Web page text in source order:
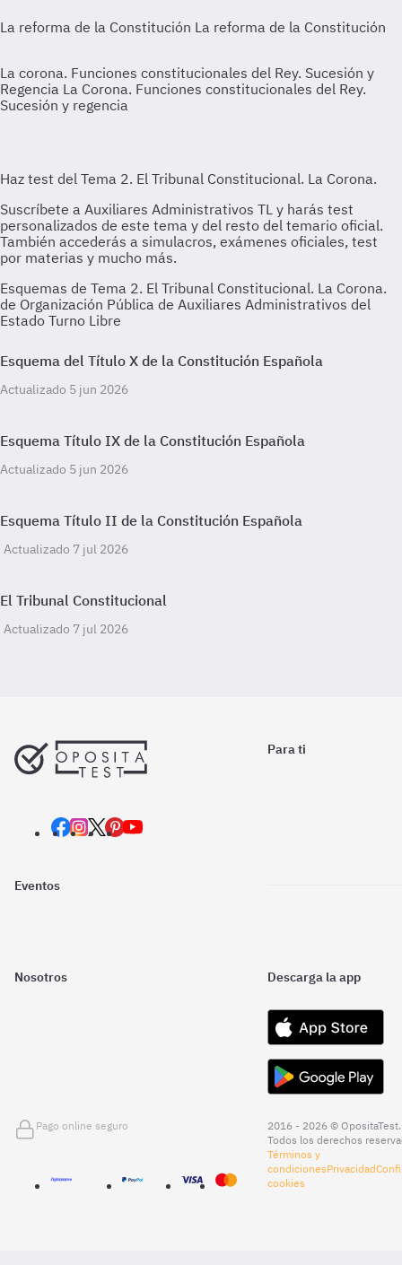
La reforma de la Constitución La reforma de la Constitución
La corona. Funciones constitucionales del Rey. Sucesión y
Regencia La Corona. Funciones constitucionales del Rey.
Sucesión y regencia
Esquemas de Tema 2. El Tribunal Constitucional. La Corona.
de Organización Pública de Auxiliares Administrativos del
Estado Turno Libre
Esquema del Título X de la Constitución Española
Actualizado 5 jun 2026
Esquema Título IX de la Constitución Española
Actualizado 5 jun 2026
Esquema Título II de la Constitución Española
Actualizado 7 jul 2026
El Tribunal Constitucional
Actualizado 7 jul 2026
Para ti
Eventos
Nosotros Descarga la app
Pago online seguro
2016 - 2026 © OpositaTest.
Todos los derechos
Términos y
condicionesPrivacidad
cookies